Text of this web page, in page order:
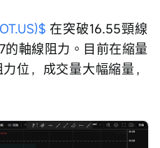
在突破16.55頸線
的軸線阻力。目前在縮量
位，成交量大幅縮量，